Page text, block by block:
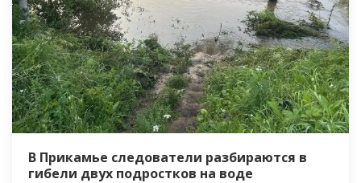
В Прикамье следователи разбираются в
гибели двух подростков на воде